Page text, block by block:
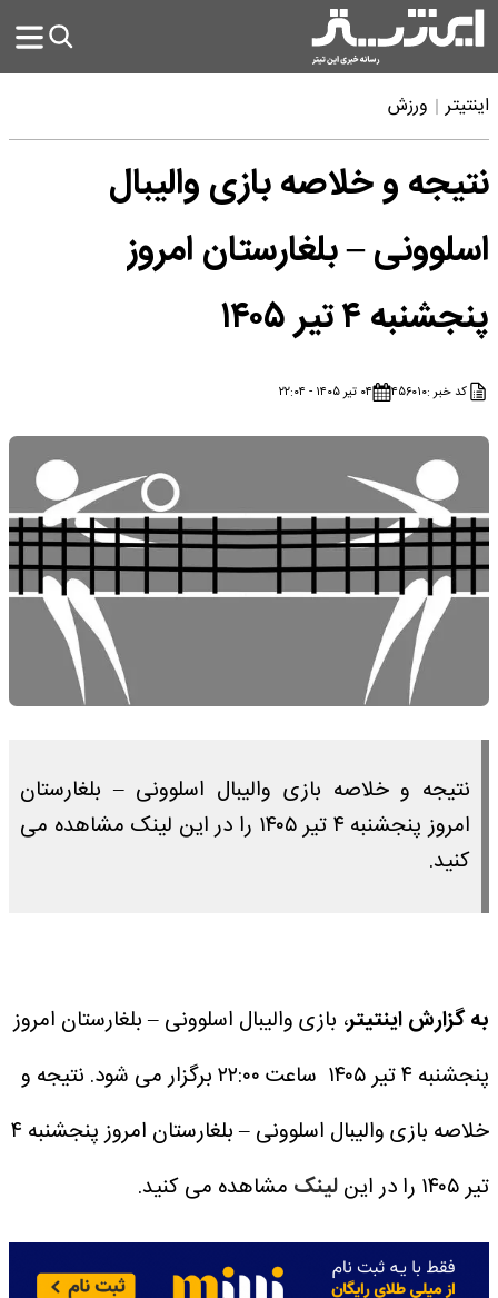
اینتیتر ورزش
نتیجه و خلاصه بازی والیبال
اسلوونی – بلغارستان امروز
پنجشنبه ۴ تیر ۱۴۰۵
کد خبر :۴۵۶۰۱۰ ۰۴ تیر ۱۴۰۵ - ۲۲:۰۴
نتیجه و خلاصه بازی والیبال اسلوونی – بلغارستان
امروز پنجشنبه ۴ تیر ۱۴۰۵ را در این لینک مشاهده می
کنید.
به گزارش اینتیتر، بازی والیبال اسلوونی – بلغارستان امروز
پنجشنبه ۴ تیر ۱۴۰۵ ساعت ۲۲:۰۰ برگزار می شود.
نتیجه و
خلاصه بازی والیبال اسلوونی – بلغارستان امروز پنجشنبه ۴
تیر ۱۴۰۵ را در این
لینک مشاهده می کنید.